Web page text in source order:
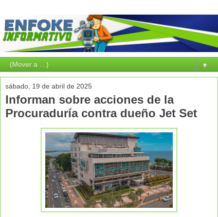
▼
sábado, 19 de abril de 2025
Informan sobre acciones de la
Procuraduría contra dueño Jet Set